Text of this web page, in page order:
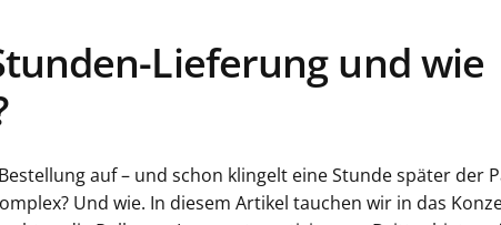
Lieferung und wie
auf – und schon klingelt eine Stunde später der
Und wie. In diesem Artikel tauchen wir in das